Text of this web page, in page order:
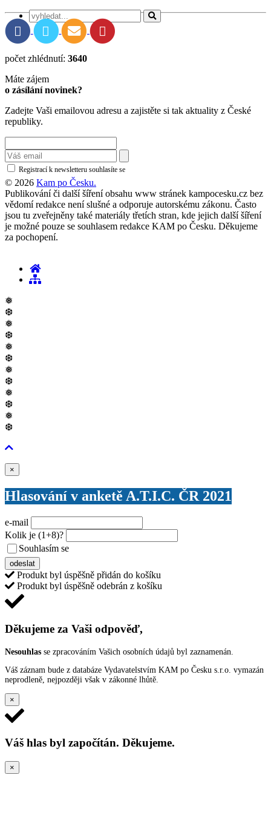
počet zhlédnutí: 3640
Máte zájem
o zásílání novinek?
Zadejte Vaši emailovou adresu a zajistěte si tak aktuality z České
republiky.
Registrací k newsletteru souhlasíte se
© 2026 Kam po Česku.
Publikování či další šíření obsahu www stránek kampocesku.cz bez
vědomí redakce není slušné a odporuje autorskému zákonu. Často
jsou tu zveřejněny také materiály třetích stran, kde jejich další šíření
je možné pouze se souhlasem redakce KAM po Česku. Děkujeme
za pochopení.
❅
❆
❅
❆
❅
❆
❅
❆
❅
❆
❅
❆
×
Hlasování v anketě A.T.I.C. ČR 2021
e-mail
Kolik je (1+8)?
Souhlasím se
odeslat
Produkt byl úspěšně přidán do košíku
Produkt byl úspěšně odebrán z košíku
Děkujeme za Vaši odpověď,
Nesouhlas se zpracováním Vašich osobních údajů byl zaznamenán.
Váš záznam bude z databáze Vydavatelstvím KAM po Česku s.r.o. vymazán
neprodleně, nejpozději však v zákonné lhůtě.
×
Váš hlas byl započítán. Děkujeme.
×